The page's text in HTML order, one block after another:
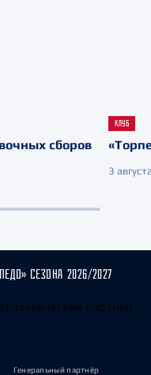
сборов
КЛУБ
3
СЕЗОНА 2026/2027
Генеральный партнёр